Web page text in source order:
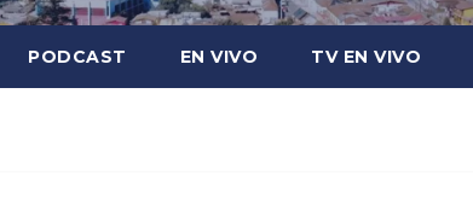
PODCAST EN VIVO TV EN VIVO